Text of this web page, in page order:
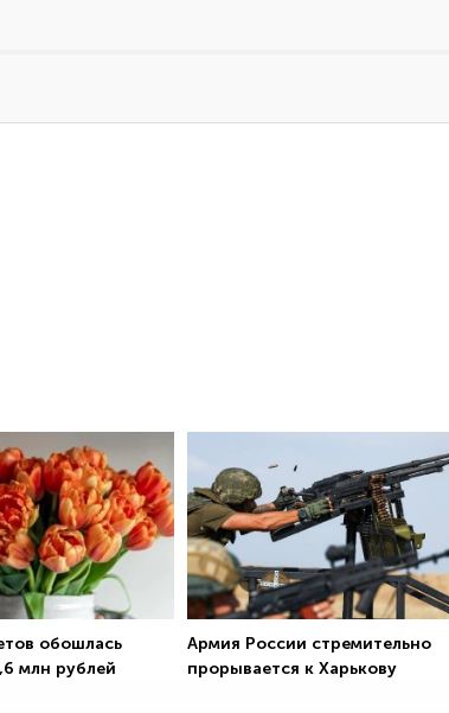
обошлась
млн рублей
Армия России стремительно
прорывается к Харькову